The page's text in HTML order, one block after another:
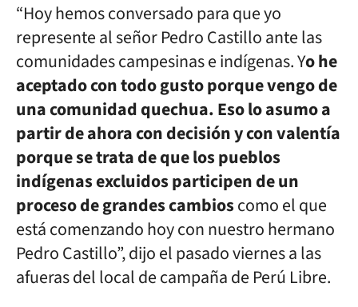
“Hoy hemos conversado para que yo
represente al señor Pedro Castillo ante las
comunidades campesinas e indígenas. Yo he
aceptado con todo gusto porque vengo de
una comunidad quechua. Eso lo asumo a
partir de ahora con decisión y con valentía
porque se trata de que los pueblos
indígenas excluidos participen de un
proceso de grandes cambioscomo el que
está comenzando hoy con nuestro hermano
Pedro Castillo”, dijo el pasado viernes a las
afueras del local de campaña de Perú Libre.